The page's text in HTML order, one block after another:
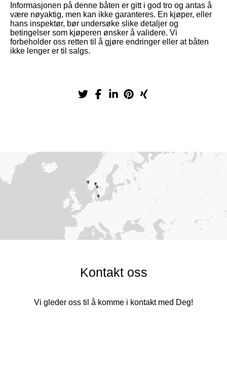
Informasjonen på denne båten er gitt i god tro og antas å
være nøyaktig, men kan ikke garanteres. En kjøper, eller
hans inspektør, bør undersøke slike detaljer og
betingelser som kjøperen ønsker å validere. Vi
forbeholder oss retten til å gjøre endringer eller at båten
ikke lenger er til salgs.
Kontakt oss
Vi gleder oss til å komme i kontakt med Deg!